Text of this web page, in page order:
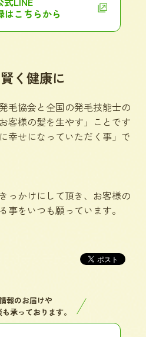
はこちらから
く健康に
毛協会と全国の発毛技能士の
客様の髪を生やす」ことです
幸せになっていただく事」で
っかけにして頂き、お客様の
事をいつも願っています。
報のお届けや
承っております。